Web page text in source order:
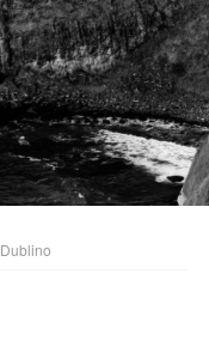
Dublino